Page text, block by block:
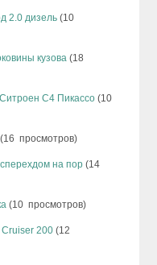
2.0 дизель (10
кузова (18
С4 Пикассо (10
(16 просмотров)
на пор (14
(10 просмотров)
Cruiser 200 (12